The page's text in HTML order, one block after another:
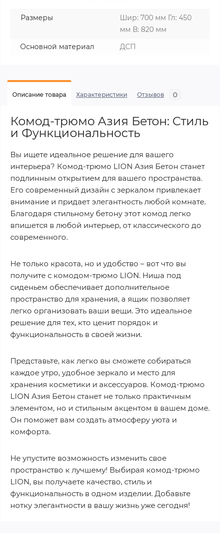
Размеры
Шир: 700 мм Гл: 450
мм В: 820 мм
Основной материал
ДСП
Описание товара Характеристики Отзывов 0
Комод-трюмо Азия Бетон: Стиль
и Функциональность
Вы ищете идеальное решение для вашего
интерьера? Комод-трюмо LION Азия Бетон станет
подлинным открытием для вашего пространства.
Его современный дизайн с зеркалом привлекает
внимание и придает элегантность любой комнате.
Благодаря стильному бетону этот комод легко
впишется в любой интерьер, от классического до
современного.
Не только красота, но и удобство – вот что вы
получите с комодом-трюмо LION. Ниша под
сиденьем обеспечивает дополнительное
пространство для хранения, а ящик позволяет
легко организовать ваши вещи. Это идеальное
решение для тех, кто ценит порядок и
функциональность в своей жизни.
Представьте, как легко вы сможете собираться
каждое утро, удобное зеркало и место для
хранения косметики и аксессуаров. Комод-трюмо
LION Азия Бетон станет не только практичным
элементом, но и стильным акцентом в вашем доме.
Он поможет вам создать атмосферу уюта и
комфорта.
Не упустите возможность изменить свое
пространство к лучшему! Выбирая комод-трюмо
LION, вы получаете качество, стиль и
функциональность в одном изделии. Добавьте
нотку элегантности в вашу жизнь уже сегодня!